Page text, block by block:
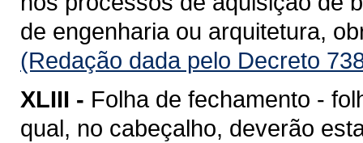
de engenharia ou arquitetura,
(Redação dada pelo Decreto
XLIII - Folha de fechamento -
qual, no cabeçalho, deverão